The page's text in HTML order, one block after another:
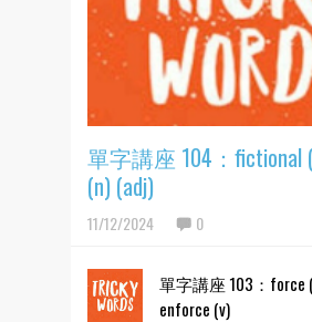
單字講座 104：fictional
(n) (adj)
11/12/2024 0
單字講座 103：force
enforce (v)